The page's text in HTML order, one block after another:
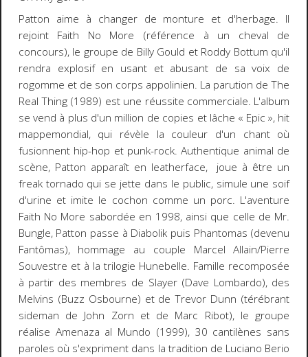
Patton aime à changer de monture et d'herbage. Il
rejoint Faith No More (référence à un cheval de
concours), le groupe de Billy Gould et Roddy Bottum qu'il
rendra explosif en usant et abusant de sa voix de
rogomme et de son corps appolinien. La parution deThe
Real Thing (1989) est une réussite commerciale. L'album
se vend à plus d'un million de copies et lâche « Epic », hit
mappemondial, qui révèle la couleur d'un chant où
fusionnent hip-hop et punk-rock. Authentique animal de
scène, Patton apparaît en leatherface,
joue à être un
freak tornado qui se jette dans le public, simule une soif
d'urine et imite le cochon comme un porc. L'aventure
Faith No More sabordée en 1998, ainsi que celle de Mr.
Bungle, Patton passe à Diabolik puis Phantomas (devenu
Fantômas), hommage au couple Marcel Allain/Pierre
Souvestre et à la trilogie Hunebelle. Famille recomposée
à partir des membres de Slayer (Dave Lombardo), des
Melvins (Buzz Osbourne) et de Trevor Dunn (térébrant
sideman de John Zorn et de Marc Ribot), le groupe
réalise Amenaza al Mundo (1999), 30 cantilènes sans
paroles où s'expriment dans la tradition de Luciano Berio